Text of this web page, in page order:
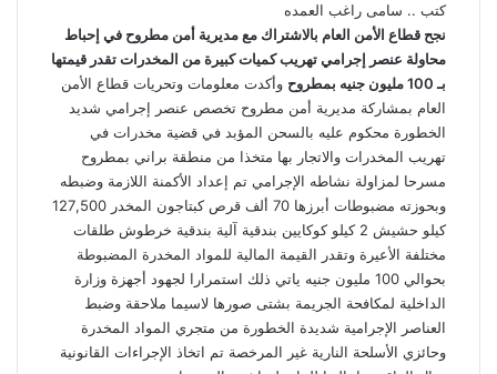
كتب .. سامى راغب العمده
نجح قطاع الأمن العام بالاشتراك مع مديرية أمن مطروح في إحباط
محاولة عنصر إجرامي تهريب كميات كبيرة من المخدرات تقدر قيمتها
بـ 100 مليون جنيه بمطروح
وأكدت معلومات وتحريات قطاع الأمن
العام بمشاركة مديرية أمن مطروح تخصص عنصر إجرامي شديد
الخطورة محكوم عليه بالسحن المؤبد في قضية مخدرات في
تهريب المخدرات والاتجار بها متخذا من منطقة براني بمطروح
مسرحا لمزاولة نشاطه الإجرامي تم إعداد الأكمنة اللازمة وضبطه
وبحوزته مضبوطات أبرزها 70 ألف قرص كبتاجون المخدر 127,500
كيلو حشيش 2 كيلو كوكايين بندقية آلية بندقية خرطوش طلقات
مختلفة الأعيرة وتقدر القيمة المالية للمواد المخدرة المضبوطة
بحوالي 100 مليون جنيه ياتي ذلك استمرارا لجهود أجهزة وزارة
الداخلية لمكافحة الجريمة بشتى صورها لاسيما ملاحقة وضبط
العناصر الإجرامية شديدة الخطورة من متجري المواد المخدرة
وحائزي الأسلحة النارية غير المرخصة تم اتخاذ الإجراءات القانونية